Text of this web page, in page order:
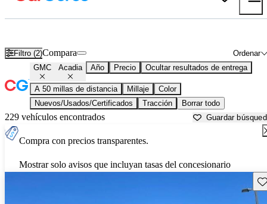
Filtro (2) Ordenar
Compara
GMC Acadia Año Precio Ocultar resultados de entrega
A 50 millas de distancia Millaje
Color
Nuevos/Usados/Certificados
Tracción Borrar todo
229 vehículos encontrados Guardar
Compra con precios transparentes.
Mostrar solo avisos que incluyan tasas del concesionario